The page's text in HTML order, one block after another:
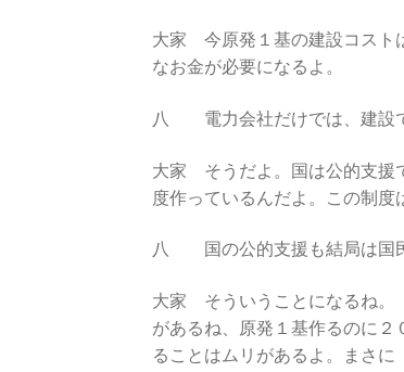
大家 今原発１基の建設コスト
なお金が必要になるよ。
八 電力会社だけでは、建設で
大家 そうだよ。国は公的支援
度作っているんだよ。この制度
八 国の公的支援も結局は国民
大家 そういうことになるね。
があるね、原発１基作るのに
ることはムリがあるよ。まさに